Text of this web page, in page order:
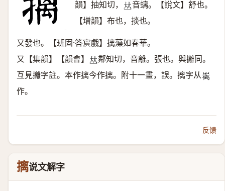
韻】抽知切， 𠀤音螭。【說文】舒也。
【增韻】布也，掞也。
又發也。【班固·答賔戲】摛藻如春華。
又【集韻】【韻會】 𠀤鄰知切，音離。張也。與攡同。
互見攡字註。本作摛今作摛。附十一畫，誤。摛字从𡴥
作。
反馈
摛说文解字